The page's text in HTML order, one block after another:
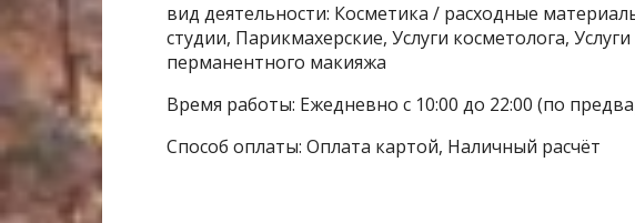
вид деятельности: Косметика / расходные
студии, Парикмахерские, Услуги косметолога,
перманентного макияжа
Время работы: Ежедневно с 10:00 до 22:00 (по
Способ оплаты: Оплата картой, Наличный расчёт